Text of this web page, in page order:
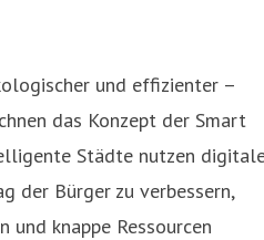
und effizienter –
das Konzept der Smart
Städte nutzen
der Bürger zu verbessern,
und knappe Ressourcen